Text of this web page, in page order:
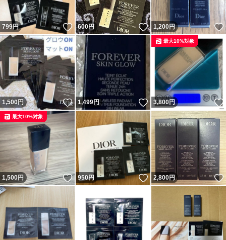
799円 いいね！
600円 いいね！
1,200円
1,500円 いいね！
1,499円 いいね！
3,800円
最大10%対象
1,500円 いいね！
最大10%対象
950円 いいね！
2,800円